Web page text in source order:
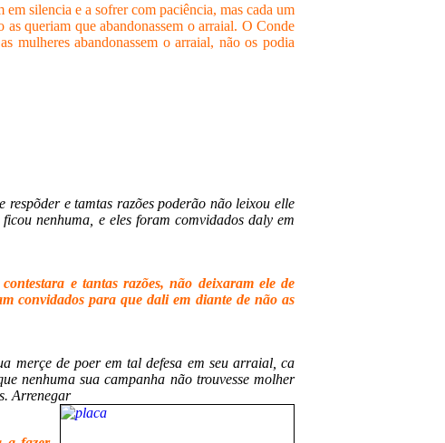
silencia e a sofrer com paciência, mas cada um
queriam que abandonassem o arraial. O Conde
mulheres abandonassem o arraial, não os podia
respõder e tamtas razões poderão não leixou elle
nenhuma, e eles foram comvidados daly em
e tantas razões, não deixaram ele de
convidados para que dali em diante de não as
merçe de poer em tal defesa em seu arraial, ca
nenhuma sua campanha não trouvesse molher
Arrenegar